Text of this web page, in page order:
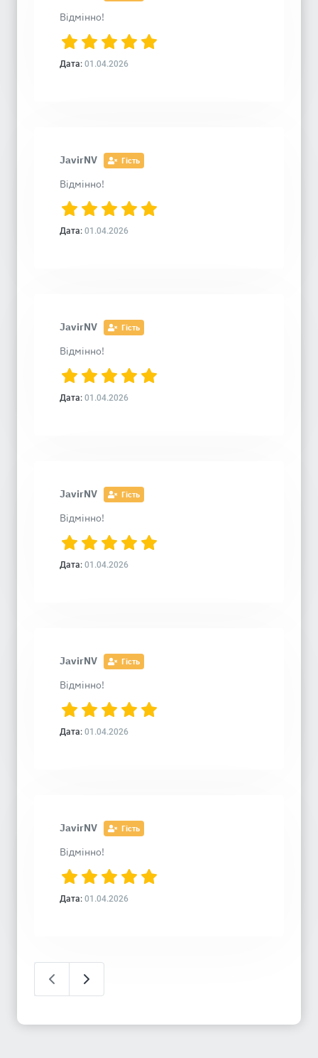
Відмінно!
Дата: 01.04.2026
JavirNV Гість
Відмінно!
Дата: 01.04.2026
JavirNV Гість
Відмінно!
Дата: 01.04.2026
JavirNV Гість
Відмінно!
Дата: 01.04.2026
JavirNV Гість
Відмінно!
Дата: 01.04.2026
JavirNV Гість
Відмінно!
Дата: 01.04.2026